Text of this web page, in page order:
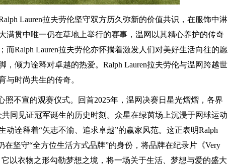
Lauren拉夫劳伦坚守双方历久弥新的价值共识，在服饰中淋
满贯中唯一仍在草地上举行的赛事，温网以其精心养护的传奇
Ralph Lauren拉夫劳伦亦怀揣着激发人们对美好生活向往的愿
倾力诠释对卓越的热爱。Ralph Lauren拉夫劳伦与温网跨越世
与时尚共生的传奇。
照不宣的观赛仪式。回首2025年，温网决赛日星光熠熠，各界
同见证冠军诞生的历史时刻。众星在绿茵场上沉浸于网球运动
诠释着“矢志不渝、追求卓越”的赢家风范。这正表明Ralph
坚守“全方位生活方式品牌”的身份，将品牌在纪录片《Very
以衣物之形勾勒梦想之境，将一场关于生活、梦想与爱的盛大